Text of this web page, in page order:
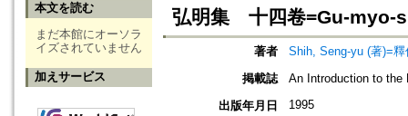
本文を読む
まだ本館にオーソラ
イズされていません
加えサービス
弘明集 十四卷=Gu-myo-
著者
Shih, Seng-yu (著)=
掲載誌
An Introduction to the
出版年月日
1995